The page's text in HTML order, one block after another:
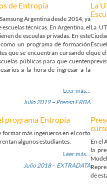
de Entropía
Argentina desde 2014, ya
técnicas. En Argentina, el
de escuelas privadas. En este
un programa de formación
que se encuentran cursando el
públicas para que cuenten
a la hora de ingresar a la
Leer más…
Julio 2019 – Prensa FRBA
La
La
que
programa Entropía
formar más ingenieros en el corto
algunos estudiantes.
Leermás…
Julio 2018 – EXTRADATA
En el
la
de